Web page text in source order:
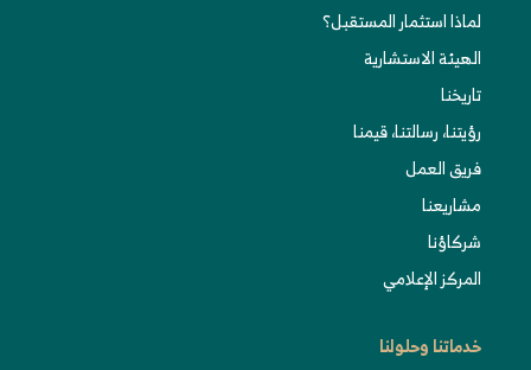
لماذا استثمار المستقبل؟
الهيئة الاستشارية
تاريخنا
رؤيتنا، رسالتنا، قيمنا
فريق العمل
مشاريعنا
شركاؤنا
المركز الإعلامي
خدماتنا وحلولنا